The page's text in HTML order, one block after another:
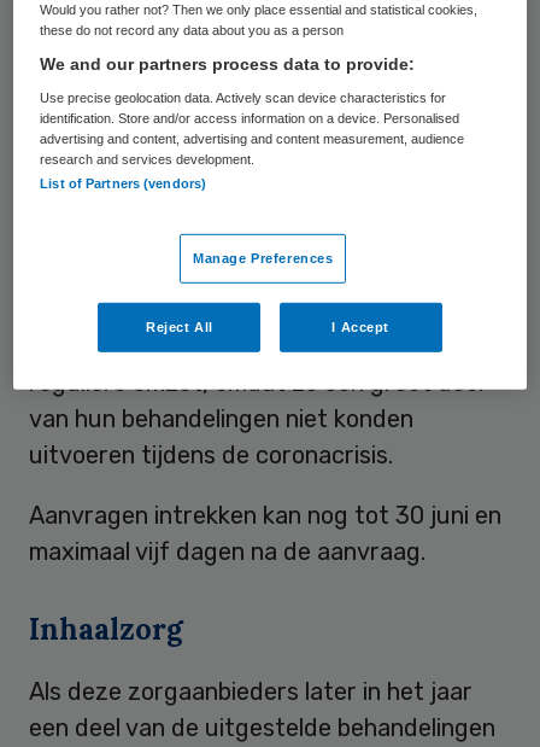
Percentage van omzet
De regeling, die zorgt dat
zorgverzekeraars eenpercentage van de
reguliere omzetuitbetalen voor de periode
einde en dat geldt dus ook voor de
aanmeldtermijn. Sinds half mei konden ze
zich aanmelden. De meeste zorgaanbieders
krijgen tussen de 70 en 90 procent van hun
reguliere omzet, omdat ze een groot deel
van hun behandelingen niet konden
uitvoeren tijdens de coronacrisis.
Aanvragen intrekken kan nog tot 30 juni en
maximaal vijf dagen na de aanvraag.
Inhaalzorg
Als deze zorgaanbieders later in het jaar
een deel van de uitgestelde behandelingen
Would you rather not? Then we only place essential and statistical cookies,
these do not record any data about you as a person
We and our partners process data to provide:
Use precise geolocation data. Actively scan device characteristics for
identification. Store and/or access information on a device. Personalised
advertising and content, advertising and content measurement, audience
research and services development.
List of Partners (vendors)
Manage Preferences
Reject All I Accept